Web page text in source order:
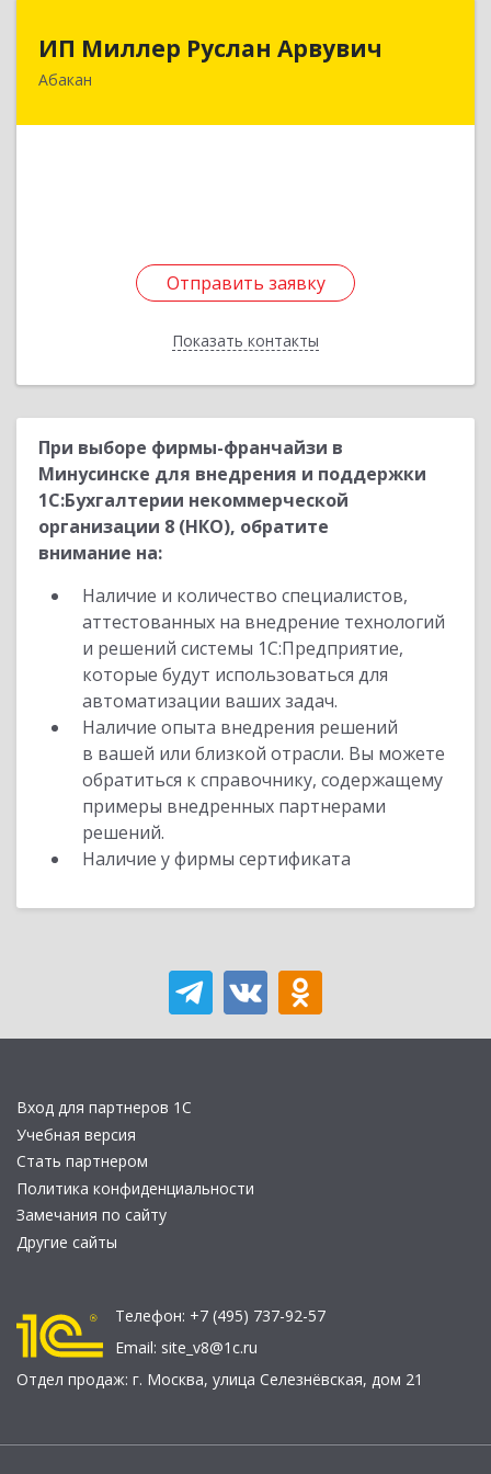
ИП Миллер Руслан Арвувич
Абакан
Отправить заявку
Показать контакты
655001, Хакасия Респ, Абакан г, Крылова ул, дом
Отправить заявку
Назад
При выборе фирмы-франчайзи в
Минусинске для внедрения и поддержки
1С:Бухгалтерии некоммерческой
организации 8 (НКО), обратите
внимание на:
Наличие и количество специалистов,
аттестованных на внедрение технологий
и решений системы 1С:Предприятие,
которые будут использоваться для
автоматизации ваших задач.
Наличие опыта внедрения решений
в вашей или близкой отрасли. Вы можете
обратиться к справочнику, содержащему
примеры внедренных партнерами
решений.
Наличие у фирмы сертификата
Вход для партнеров 1С
Учебная версия
Стать партнером
Политика конфиденциальности
Замечания по сайту
Другие сайты
Телефон: +7 (495) 737-92-57
Email: site_v8@1c.ru
Отдел продаж: г. Москва, улица Селезнёвская, дом 21